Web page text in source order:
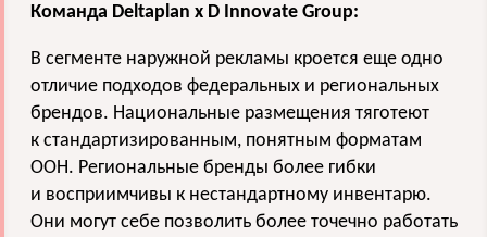
Команда Deltaplan x D Innovate Group:
В сегменте наружной рекламы кроется еще одно
отличие подходов федеральных и региональных
брендов. Национальные размещения тяготеют
к стандартизированным, понятным форматам
OOH. Региональные бренды более гибки
и восприимчивы к нестандартному инвентарю.
Они могут себе позволить более точечно работать